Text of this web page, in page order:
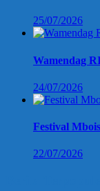
25/07/2026
Wamendag
24/07/2026
Festival
22/07/2026